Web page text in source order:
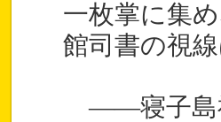
一枚掌に集
館司書の視
――寝子島